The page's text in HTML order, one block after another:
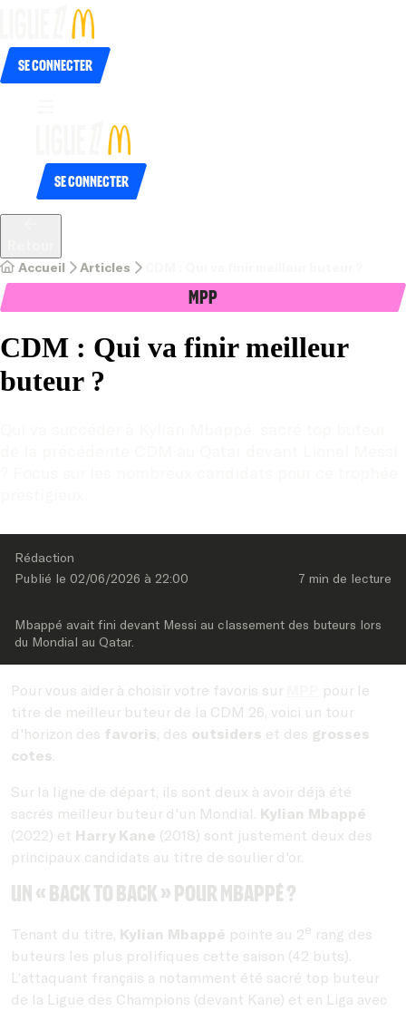
Se connecter
Se connecter
Accueil Articles
MPP
CDM : Qui va finir meilleur
buteur ?
Rédaction
Publié le 02/06/2026 à 22:00 7 min de lecture
Mbappé avait fini devant Messi au classement des buteurs lors
du Mondial au Qatar.
Pour vous aider à choisir votre favoris sur
pour le
titre de meilleur buteur de la CDM 26, voici un tour
d'horizon des favoris, des outsiders et des grosses
cotes.
Sur la ligne de départ, ils sont deux à avoir déjà été
sacrés meilleur buteur d'un Mondial. Kylian Mbappé
(2022) et Harry Kane (2018) sont justement deux des
principaux candidats au titre de soulier d'or.
Un « back to back » pour Mbappé ?
Tenant du titre, Kylian Mbappé pointe au 2e rang des
buteurs les plus prolifiques cette saison (42 buts).
L’attaquant français a notamment été sacré top buteur
de la Ligue des Champions (devant Kane) et en Liga avec